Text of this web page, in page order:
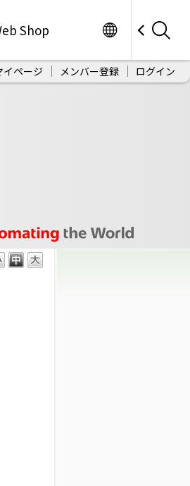
Shop
イページ メンバー登録 ログイン